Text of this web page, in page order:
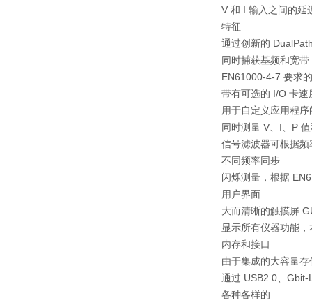
V 和 I 输入之间的延
特征
通过创新的
同时捕获基频和宽
EN61000-4-7 要求
带有可选的 I/O 卡
用于自定义应用程
同时测量 V、I、P
信号滤波器可根据
不同频率同步
闪烁测量，根据
用户界面
大而清晰的触摸屏
显示所有仪器功能
内存和接口
由于集成的大容量
通过 USB2.0、Gbit-
各种各样的